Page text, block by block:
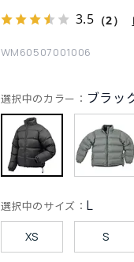
3.5 （2）
WM60507001006
選択中のカラー： ブラッ
選択中のサイズ： L
XS S